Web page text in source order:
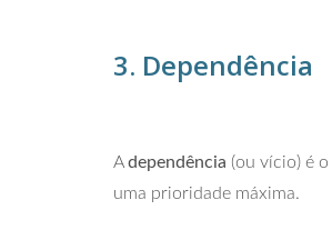
3. Dependência
Adependência (ou vício) é
uma prioridade máxima.